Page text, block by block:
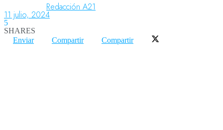
Redacción A21
11 julio, 2024
5
SHARES
Enviar
Compartir Compartir